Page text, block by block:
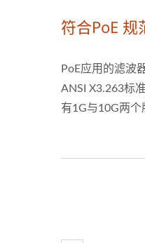
符合PoE
PoE应用的滤波
ANSI X3.263标
有1G与10G两个